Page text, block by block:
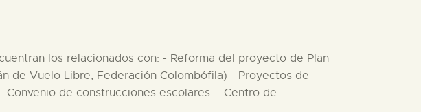
los relacionados con: - Reforma del proyecto de Plan
de Vuelo Libre, Federación Colombófila) - Proyectos de
Convenio de construcciones escolares. - Centro de